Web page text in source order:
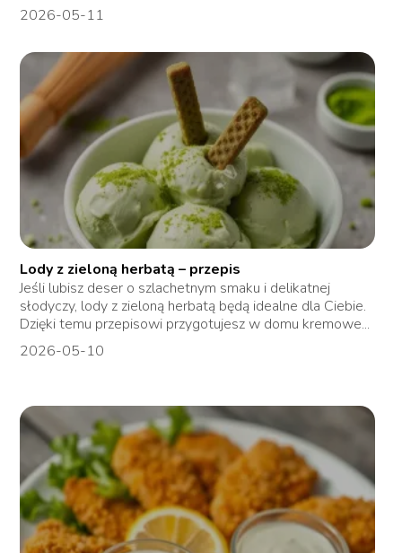
2026-05-11
Lody z zieloną herbatą – przepis
Jeśli lubisz deser o szlachetnym smaku i delikatnej
słodyczy, lody z zieloną herbatą będą idealne dla Ciebie.
Dzięki temu przepisowi przygotujesz w domu kremowe...
2026-05-10